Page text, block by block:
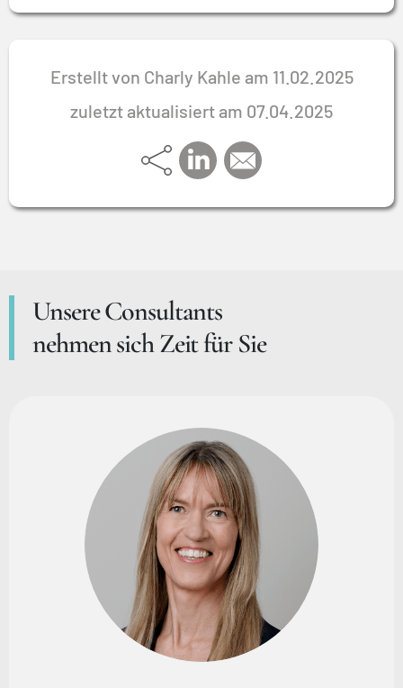
Erstellt von Charly Kahle am 11.02.2025
zuletzt aktualisiert am 07.04.2025
Unsere Consultants
nehmen sich Zeit für Sie